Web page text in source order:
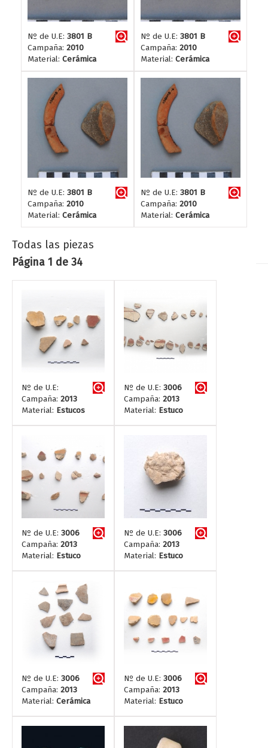
Nº de U.E: 3801 B
Campaña: 2010
Material: Cerámica
Nº de U.E: 3801 B
Campaña: 2010
Material: Cerámica
Nº de U.E: 3801 B
Campaña: 2010
Material: Cerámica
Nº de U.E: 3801 B
Campaña: 2010
Material: Cerámica
Todas las piezas
Página 1 de 34
Nº de U.E:
Campaña: 2013
Material: Estucos
Nº de U.E: 3006
Campaña: 2013
Material: Estuco
Nº de U.E: 3006
Campaña: 2013
Material: Estuco
Nº de U.E: 3006
Campaña: 2013
Material: Estuco
Nº de U.E: 3006
Campaña: 2013
Material: Cerámica
Nº de U.E: 3006
Campaña: 2013
Material: Estuco